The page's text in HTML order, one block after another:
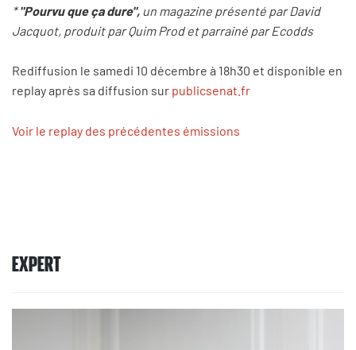
*"Pourvu que ça dure", un magazine présenté par David
Jacquot, produit par Quim Prod et parrainé par Ecodds
Rediffusion le samedi 10 décembre à 18h30 et disponible en
replay après sa diffusion sur publicsenat.fr
Voir le replay des précédentes émissions
EXPERT